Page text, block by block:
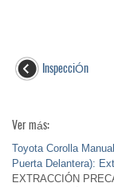
InspecciÓn
Ver más:
Toyota Corolla
Puerta Delantera):
EXTRACCIÓN